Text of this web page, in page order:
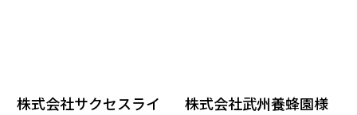
株式会社サクセスライ
株式会社武州養蜂園様